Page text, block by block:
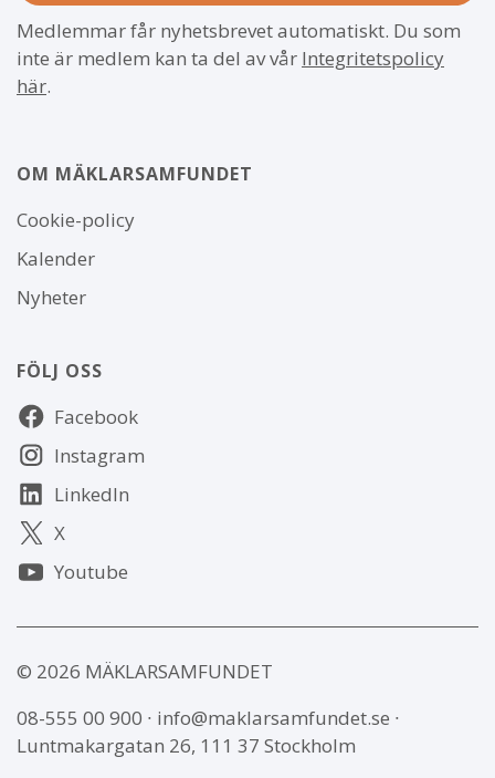
Medlemmar får nyhetsbrevet automatiskt. Du som
inte är medlem kan ta del av vår Integritetspolicy
här.
OM MÄKLARSAMFUNDET
Om
webbplatsen
Cookie-policy
Kalender
Nyheter
FÖLJ OSS
Följ
oss Facebook
Instagram
LinkedIn
X
Youtube
© 2026 MÄKLARSAMFUNDET
08-555 00 900 ∙ info@maklarsamfundet.se ∙
Luntmakargatan 26, 111 37 Stockholm